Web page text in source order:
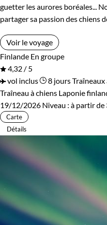
guetter les aurores boréales...
partager sa passion des chiens
Voir le voyage
Finlande En groupe
4,32 / 5
vol inclus
8 joursTraîneaux
Traîneau à chiens Laponie
19/12/2026 Niveau : à partir de
Carte
Détails